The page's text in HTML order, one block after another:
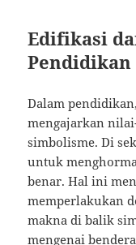
Edifikasi
Pendidikan
Dalam
mengajarkan
simbolisme. Di
untuk
benar. Hal ini
memperlakukan
makna di balik
mengenai